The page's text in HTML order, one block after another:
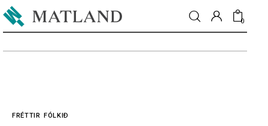
0
Matur & drykkur
FRÉTTIR FÓLKIÐ